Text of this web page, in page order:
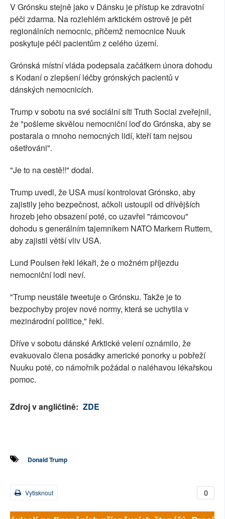
V Grónsku stejně jako v Dánsku je přístup ke zdravotní
péči zdarma. Na rozlehlém arktickém ostrově je pět
regionálních nemocnic, přičemž nemocnice Nuuk
poskytuje péči pacientům z celého území.
Grónská místní vláda podepsala začátkem února dohodu
s Kodaní o zlepšení léčby grónských pacientů v
dánských nemocnicích.
Trump v sobotu na své sociální síti Truth Social zveřejnil,
že "pošleme skvělou nemocniční loď do Grónska, aby se
postarala o mnoho nemocných lidí, kteří tam nejsou
ošetřováni".
"Je to na cestě!!" dodal.
Trump uvedl, že USA musí kontrolovat Grónsko, aby
zajistily jeho bezpečnost, ačkoli ustoupil od dřívějších
hrozeb jeho obsazení poté, co uzavřel "rámcovou"
dohodu s generálním tajemníkem NATO Markem Ruttem,
aby zajistil větší vliv USA.
Lund Poulsen řekl lékaři, že o možném příjezdu
nemocniční lodi neví.
"Trump neustále tweetuje o Grónsku. Takže je to
bezpochyby projev nové normy, která se uchytila v
mezinárodní politice," řekl.
Dříve v sobotu dánské Arktické velení oznámilo, že
evakuovalo člena posádky americké ponorky u pobřeží
Nuuku poté, co námořník požádal o naléhavou lékařskou
pomoc.
Zdroj v angličtině: ZDE
Donald Trump
0
Vytisknout